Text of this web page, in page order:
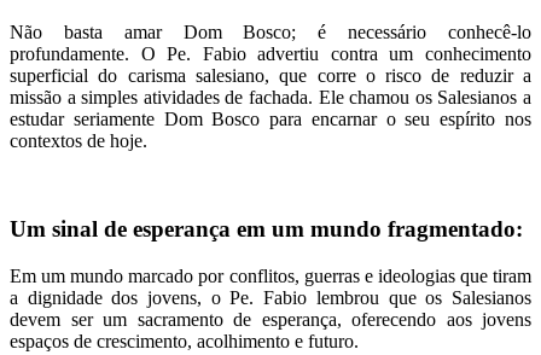
Não basta amar Dom Bosco; é necessário conhecê-lo
profundamente. O Pe. Fabio advertiu contra um conhecimento
superficial do carisma salesiano, que corre o risco de reduzir a
missão a simples atividades de fachada. Ele chamou os Salesianos a
estudar seriamente Dom Bosco para encarnar o seu espírito nos
contextos de hoje.
Um sinal de esperança em um mundo fragmentado:
Em um mundo marcado por conflitos, guerras e ideologias que tiram
a dignidade dos jovens, o Pe. Fabio lembrou que os Salesianos
devem ser um sacramento de esperança, oferecendo aos jovens
espaços de crescimento, acolhimento e futuro.